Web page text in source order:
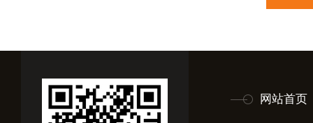
网站首页